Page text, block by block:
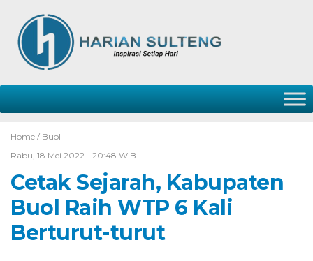
Home / Buol
Rabu, 18 Mei 2022 - 20:48 WIB
Cetak Sejarah, Kabupaten
Buol Raih WTP 6 Kali
Berturut-turut